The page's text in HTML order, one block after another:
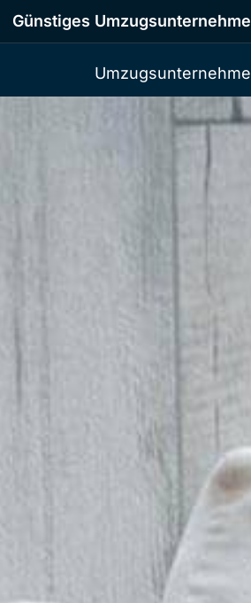
Günstiges